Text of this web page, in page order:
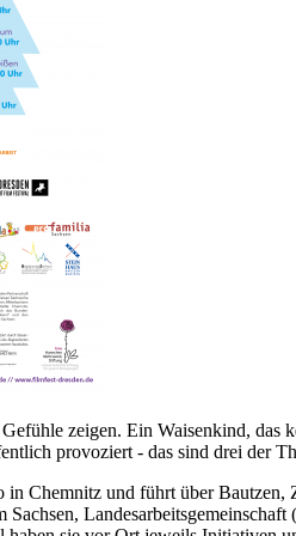
zeigen. Ein Waisenkind,
provoziert - das sind drei der
Chemnitz und führt über Bautzen,
Sachsen,